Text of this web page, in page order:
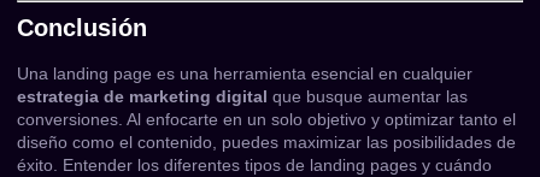
Conclusión
Una landing page es una herramienta esencial en cualquier
estrategia de marketing digital que busque aumentar las
conversiones. Al enfocarte en un solo objetivo y optimizar tanto el
diseño como el contenido, puedes maximizar las posibilidades de
éxito. Entender los diferentes tipos de landing pages y cuándo